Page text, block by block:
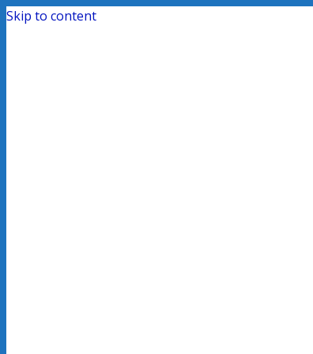
Skip to content